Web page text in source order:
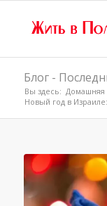
Блог -
Вы здесь: Домашняя
Новый год в